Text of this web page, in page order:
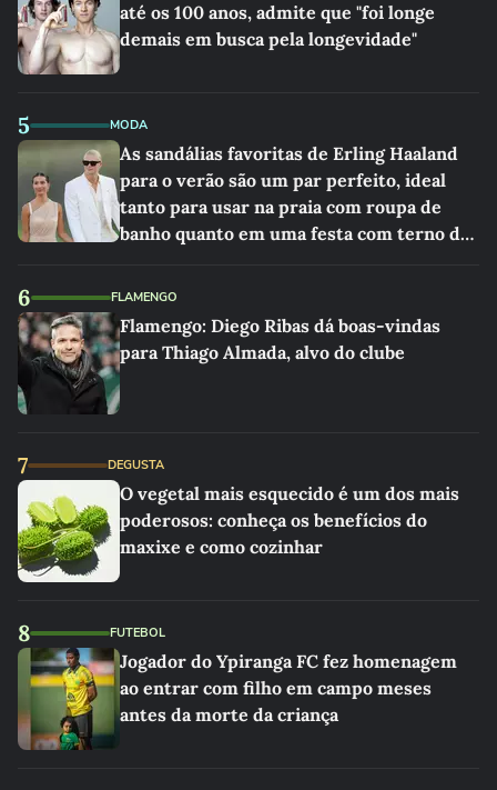
até os 100 anos, admite que "foi longe
demais em busca pela longevidade"
5 MODA
As sandálias favoritas de Erling Haaland
para o verão são um par perfeito, ideal
tanto para usar na praia com roupa de
banho quanto em uma festa com terno de
6 FLAMENGO
Flamengo: Diego Ribas dá boas-vindas
para Thiago Almada, alvo do clube
7 DEGUSTA
O vegetal mais esquecido é um dos mais
poderosos: conheça os benefícios do
maxixe e como cozinhar
8 FUTEBOL
Jogador do Ypiranga FC fez homenagem
ao entrar com filho em campo meses
antes da morte da criança